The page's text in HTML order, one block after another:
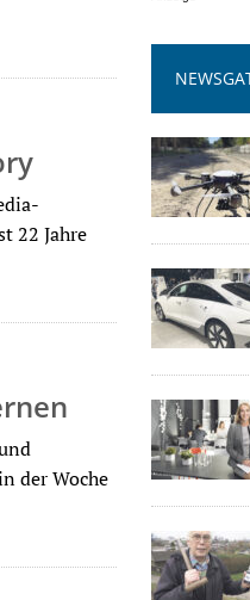
22 Jahre
der Woche